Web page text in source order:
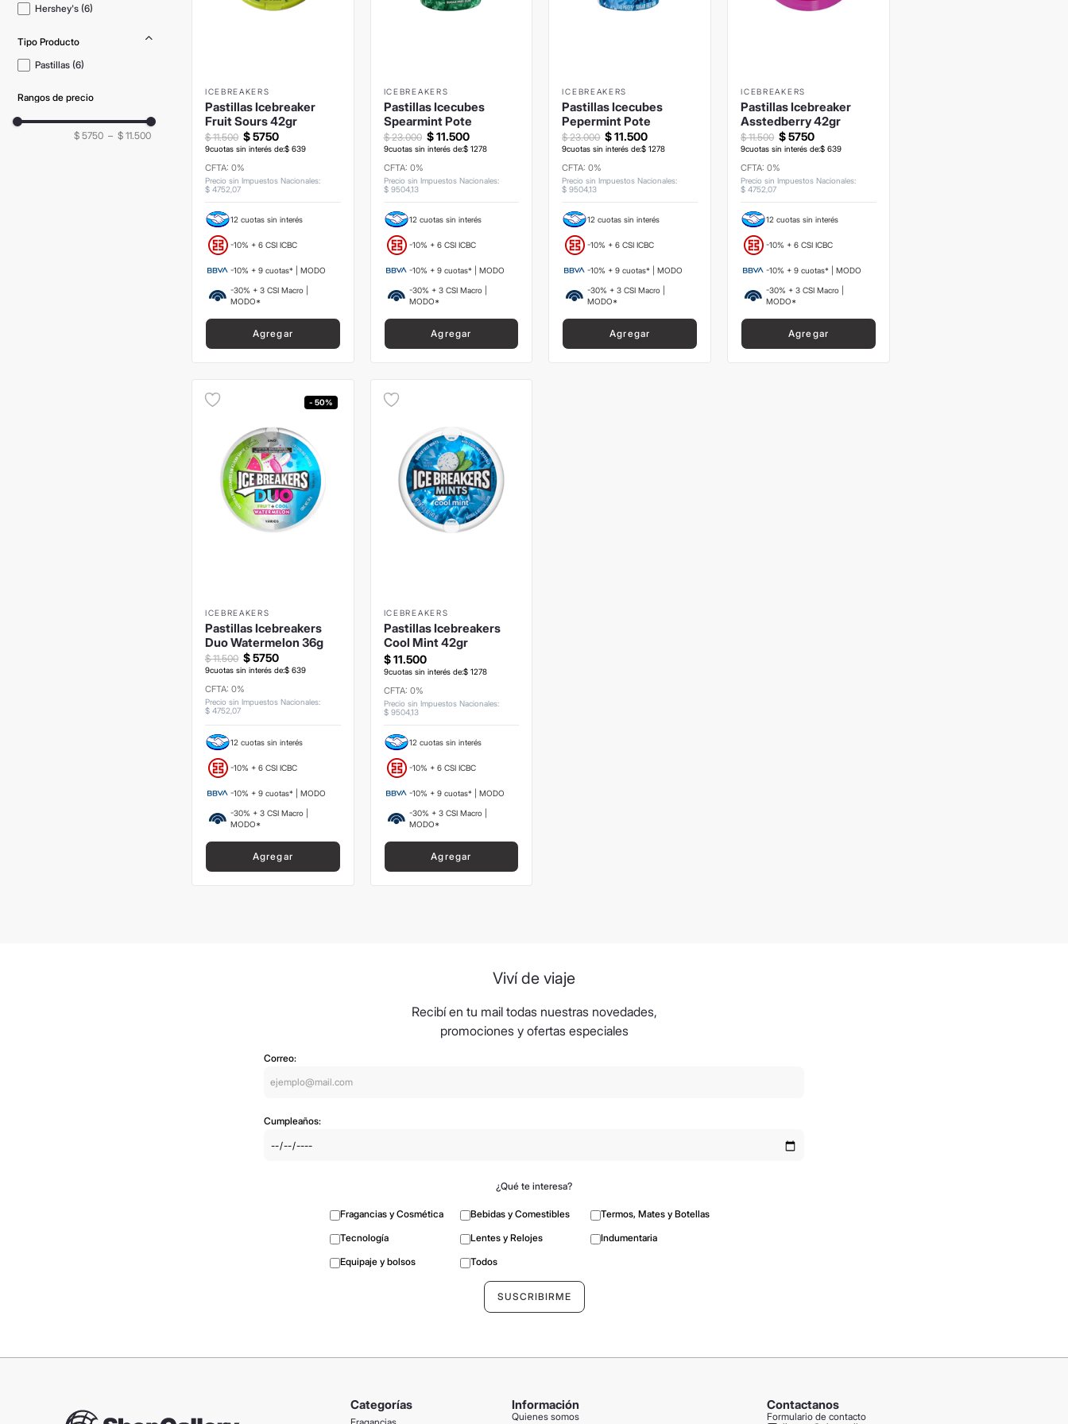
Hershey's (6)
Tipo Producto
Pastillas (6)
Rangos de precio
$ 5750 – $ 11.500
ICEBREAKERS
Pastillas Icebreaker
Fruit Sours 42gr
$5750
$ 11.500
9cuotas sin interés de:$ 639
CFTA: 0%
Precio sin Impuestos Nacionales:
$ 4752 07
12 cuotas sin interés
-10% + 6 CSI ICBC
-10% + 9 cuotas* | MODO
-30% + 3 CSI Macro |
MODO*
Agregar
ICEBREAKERS
Pastillas Icecubes
Spearmint Pote
$11.500
$ 23.000
9cuotas sin interés de:$ 1278
CFTA: 0%
Precio sin Impuestos Nacionales:
$ 9504,13
12 cuotas sin interés
-10% + 6 CSI ICBC
-10% + 9 cuotas* | MODO
-30% + 3 CSI Macro |
MODO*
Agregar
ICEBREAKERS
Pastillas Icecubes
Pepermint Pote
$ 11.500
$ 23.000
9cuotas sin interés de:$ 1278
CFTA: 0%
Precio sin Impuestos Nacionales:
$ 9504,13
12 cuotas sin interés
-10% + 6 CSI ICBC
-10% + 9 cuotas* | MODO
-30% + 3 CSI Macro |
MODO*
Agregar
ICEBREAKERS
Pastillas Icebreaker
Asstedberry 42gr
$5750
$ 11.500
9cuotas sin interés de:$ 639
CFTA: 0%
Precio sin Impuestos Nacionales:
$ 4752 ,07
12 cuotas sin interés
-10% + 6 CSI ICBC
-10% + 9 cuotas* | MODO
-30% + 3 CSI Macro |
MODO*
Agregar
- 50%
ICEBREAKERS
Pastillas Icebreakers
Duo Watermelon 36g
$5750
$ 11.500
9cuotas sin interés de:$ 639
CFTA: 0%
Precio sin Impuestos Nacionales:
$ 4752 07
12 cuotas sin interés
-10% + 6 CSI ICBC
-10% + 9 cuotas* | MODO
-30% + 3 CSI Macro |
MODO*
Agregar
ICEBREAKERS
Pastillas Icebreakers
Cool Mint 42gr
$11.500
9cuotas sin interés de:$ 1278
CFTA: 0%
Precio sin Impuestos Nacionales:
$ 9504,13
12 cuotas sin interés
-10% + 6 CSI ICBC
-10% + 9 cuotas* | MODO
-30% + 3 CSI Macro |
MODO*
Agregar
Viví de viaje
Recibí en tu mail todas nuestras novedades,
promociones y ofertas especiales
Correo:
Cumpleaños:
¿Qué te interesa?
Fragancias y Cosmética Bebidas y Comestibles
Termos, Mates y Botellas
Tecnología
Lentes y Relojes
Indumentaria
Equipaje y bolsos
Todos
Categorías Información
Quienes somos
Contactanos
Formulario de contacto